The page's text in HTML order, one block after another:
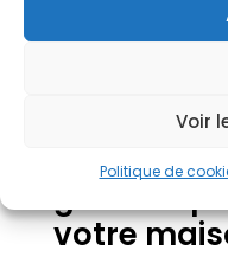
Voir
Politique de
Faites
votre